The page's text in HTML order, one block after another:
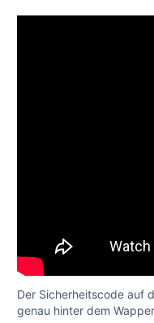
Der Sicherheitscode auf
genau hinter dem